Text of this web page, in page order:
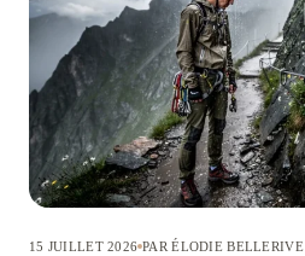
15 JUILLET 2026 PAR ÉLODIE BELLERIVE